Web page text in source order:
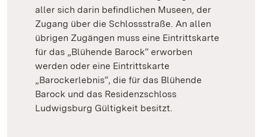
aller sich darin befindlichen Museen, der
Zugang über die Schlossstraße. An allen
übrigen Zugängen muss eine Eintrittskarte
für das „Blühende Barock“ erworben
werden oder eine Eintrittskarte
„Barockerlebnis“, die für das Blühende
Barock und das Residenzschloss
Ludwigsburg Gültigkeit besitzt.